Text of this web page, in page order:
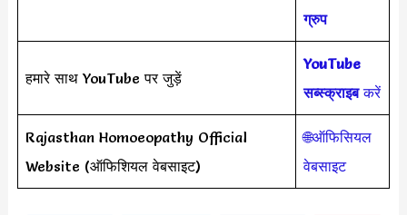
ग्रुप
हमारे साथ YouTube पर जुड़ें
YouTube
सब्स्क्राइबकरें
Rajasthan Homoeopathy Official
Website (ऑफिशियल वेबसाइट)
🌐ऑफिसियल
वेबसाइट